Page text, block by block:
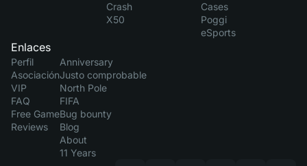
Crash
X50
Cases
Poggi
eSports
Enlaces
Perfil
Asociación
VIP
FAQ
Free Game
Reviews
Anniversary
Justo comprobable
North Pole
FIFA
Bug bounty
Blog
About
11 Years